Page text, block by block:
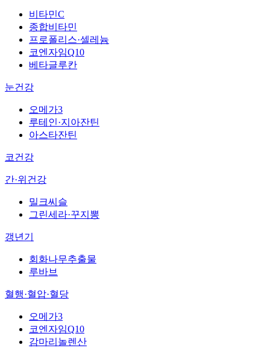
비타민C
종합비타민
프로폴리스·셀레늄
코엔자임Q10
베타글루칸
눈건강
오메가3
루테인·지아잔틴
아스타잔틴
코건강
간·위건강
밀크씨슬
그린세라·꾸지뽕
갱년기
회화나무추출물
루바브
혈행·혈압·혈당
오메가3
코엔자임Q10
감마리놀렌산